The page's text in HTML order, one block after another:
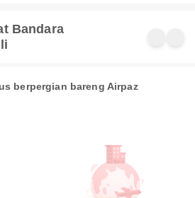
Bandara
berpergian bareng Airpaz